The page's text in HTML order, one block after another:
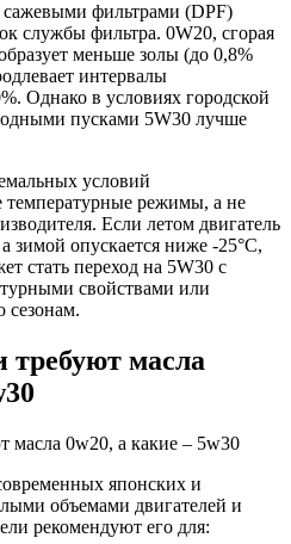
сажевыми фильтрами (DPF)
службы фильтра. 0W20, сгорая
меньше золы (до 0,8%
интервалы
Однако в условиях городской
пусками 5W30 лучше
условий
температурные режимы, а не
Если летом двигатель
зимой опускается ниже -25°C,
стать переход на 5W30 с
свойствами или
сезонам.
требуют масла
японских и
объемами двигателей и
рекомендуют его для: